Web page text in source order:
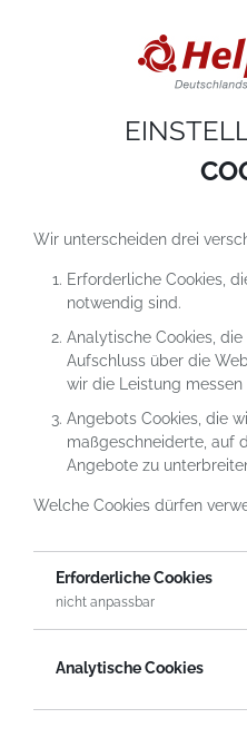
Cookies sind kleine Textdateien, die
sobald du unsere Website nutzt.
du unser Angebot richtig nutzen
SPENDEN AN
NASHÖRNER IN
HelpDirect Spenden an Hilfsprojekte
Wir unterscheiden drei
Erforderliche Cookies,
notwendig sind.
Analytische Cookies,
Aufschluss über die
wir die Leistung
Angebots Cookies, die
maßgeschneiderte, auf
Angebote zu
Welche Cookies dürfen
Erforderliche Cookies
nicht anpassbar
Analytische Cookies